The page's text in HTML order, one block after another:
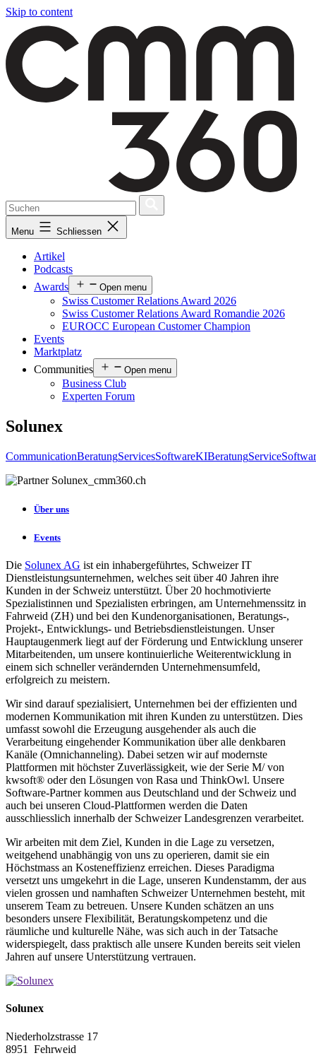
Skip to content
Menu Schliessen
Artikel
Podcasts
Awards
Open menu
Swiss Customer Relations Award 2026
Swiss Customer Relations Award Romandie 2026
EUROCC European Customer Champion
Events
Marktplatz
Communities
Open menu
Business Club
Experten Forum
Solunex
CommunicationBeratungServicesSoftwareKIBeratungService
Über uns
Events
Die Solunex AG ist ein inhabergeführtes, Schweizer IT
Dienstleistungsunternehmen, welches seit über 40 Jahren ihre
Kunden in der Schweiz unterstützt. Über 20 hochmotivierte
Spezialistinnen und Spezialisten erbringen, am Unternehmenssitz in
Fahrweid (ZH) und bei den Kundenorganisationen, Beratungs-,
Projekt-, Entwicklungs- und Betriebsdienstleistungen. Unser
Hauptaugenmerk liegt auf der Förderung und Entwicklung unserer
Mitarbeitenden, um unsere kontinuierliche Weiterentwicklung in
einem sich schneller verändernden Unternehmensumfeld,
erfolgreich zu meistern.
Wir sind darauf spezialisiert, Unternehmen bei der effizienten und
modernen Kommunikation mit ihren Kunden zu unterstützen. Dies
umfasst sowohl die Erzeugung ausgehender als auch die
Verarbeitung eingehender Kommunikation über alle denkbaren
Kanäle (Omnichanneling). Dabei setzen wir auf modernste
Plattformen mit höchster Zuverlässigkeit, wie der Serie M/ von
kwsoft® oder den Lösungen von Rasa und ThinkOwl. Unsere
Software-Partner kommen aus Deutschland und der Schweiz und
auch bei unseren Cloud-Plattformen werden die Daten
ausschliesslich innerhalb der Schweizer Landesgrenzen verarbeitet.
Wir arbeiten mit dem Ziel, Kunden in die Lage zu versetzen,
weitgehend unabhängig von uns zu operieren, damit sie ein
Höchstmass an Kosteneffizienz erreichen. Dieses Paradigma
versetzt uns umgekehrt in die Lage, unseren Kundenstamm, der aus
vielen grossen und namhaften Schweizer Unternehmen besteht, mit
unserem Team zu betreuen. Unsere Kunden schätzen an uns
besonders unsere Flexibilität, Beratungskompetenz und die
räumliche und kulturelle Nähe, was sich auch in der Tatsache
widerspiegelt, dass praktisch alle unsere Kunden bereits seit vielen
Jahren auf unsere Unterstützung vertrauen.
Solunex
Niederholzstrasse 17
8951
Fehrweid